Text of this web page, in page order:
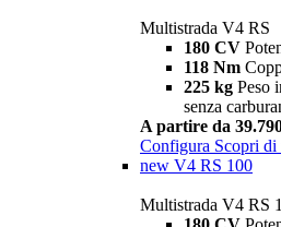
Multistrada V4 RS
180 CV
118 Nm
225 kg Peso
senza
A partire da
Configura Scopri di
new V4 RS 100
Multistrada V4 RS